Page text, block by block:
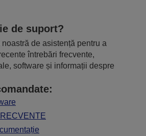
de suport?
de asistență pentru a
întrebări frecvente,
software și informații despre